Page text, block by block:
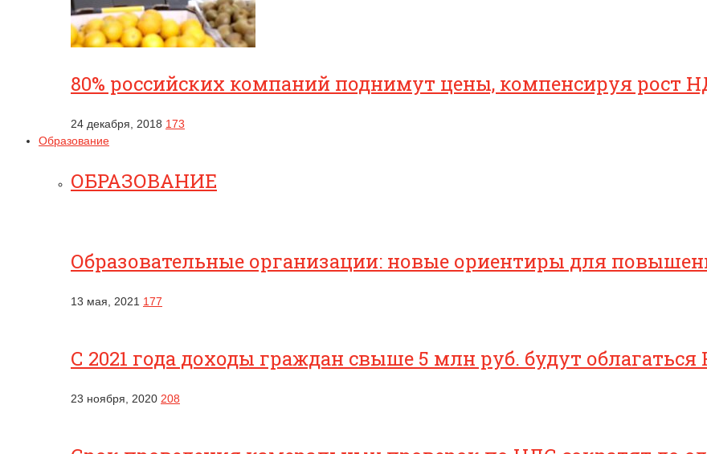
80% российских компаний поднимут цены, компенсируя рост
24 декабря, 2018 173
Образование
ОБРАЗОВАНИЕ
Образовательные организации: новые ориентиры для
13 мая, 2021 177
С 2021 года доходы граждан свыше 5 млн руб. будут облагаться
23 ноября, 2020 208